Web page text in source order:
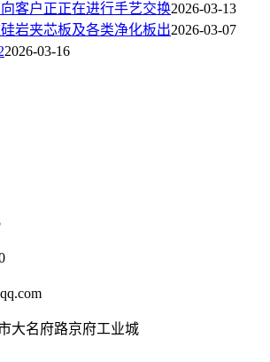
客户正正在进行手艺交换2026-03-13
岩夹芯板及各类净化板出2026-03-07
2026-03-16
大名府路京府工业城